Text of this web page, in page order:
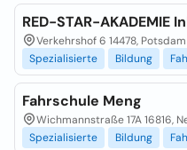
RED-STAR-AKADEMIE
Verkehrshof 6 14478, Potsdam
Spezialisierte
Bildung
Fahrschule Meng
Wichmannstraße 17A 16816,
Spezialisierte
Bildung